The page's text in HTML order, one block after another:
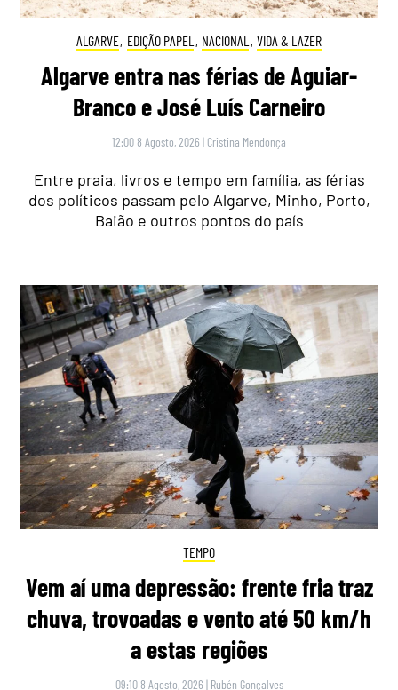
ALGARVE, EDIÇÃO PAPEL , NACIONAL , VIDA & LAZER
Algarve entra nas férias de Aguiar-
Branco e José Luís Carneiro
12:00 8 Agosto, 2026 | Cristina Mendonça
Entre praia, livros e tempo em família, as férias
dos políticos passam pelo Algarve, Minho, Porto,
Baião e outros pontos do país
TEMPO
Vem aí uma depressão: frente fria traz
chuva, trovoadas e vento até 50 km/h
a estas regiões
09:10 8 Agosto, 2026 | Rubén Gonçalves